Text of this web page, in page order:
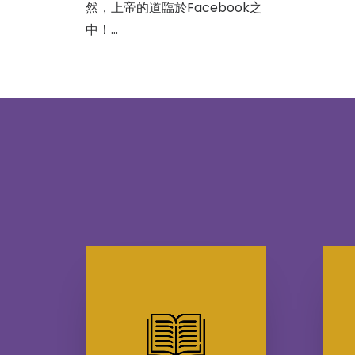
然，上帝的道臨於Facebook之
中！…